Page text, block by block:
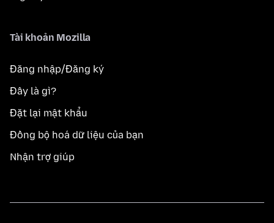
Tài khoản Mozilla
Đăng nhập/Đăng ký
Đây là gì?
Đặt lại mật khẩu
Đồng bộ hoá dữ liệu của bạn
Nhận trợ giúp